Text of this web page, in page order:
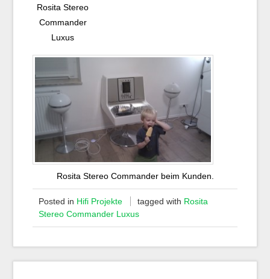
Rosita Stereo
Commander
Luxus
Rosita Stereo Commander beim Kunden.
Posted in Hifi Projekte tagged with Rosita
Stereo Commander Luxus